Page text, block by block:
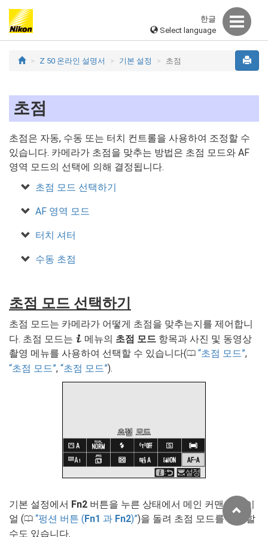
한글
Select language
Z 50 온라인 설명서 기본 설정 초점
초점
초점은 자동, 수동 또는 터치 컨트롤을 사용하여 조정할 수
있습니다. 카메라가 초점을 맞추는 방법은 초점 모드와 AF
영역 모드의 선택에 의해 결정됩니다.
초점 모드 선택하기
AF 영역 모드
터치 셔터
수동 초점
초점 모드 선택하기
초점 모드는 카메라가 어떻게 초점을 맞추는지를 제어합니
다. 초점 모드는 i 메뉴의 초점 모드 항목과 사진 및 동영상
촬영 메뉴를 사용하여 선택할 수 있습니다(0 초점 모드 ,
초점 모드 , 초점 모드 ).
기본 설정에서 Fn2 버튼을 누른 상태에서 메인 커맨드 다이
얼 (0 펑션 버튼 (Fn1 과 Fn2) )을 돌려 초점 모드를 선택할
수도 있습니다.